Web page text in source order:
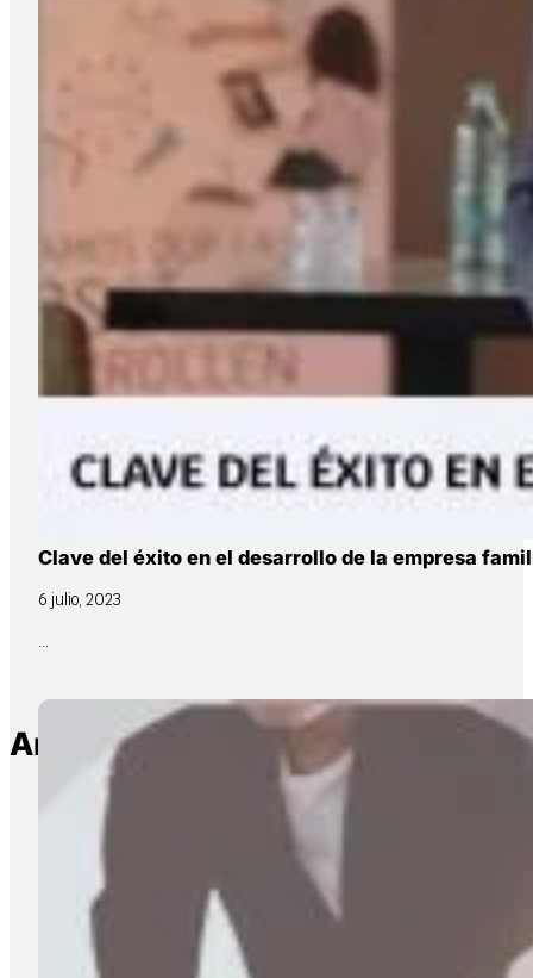
Artículos relacionados
Clave del éxito en el desarrollo de la empresa
6 julio, 2023
...